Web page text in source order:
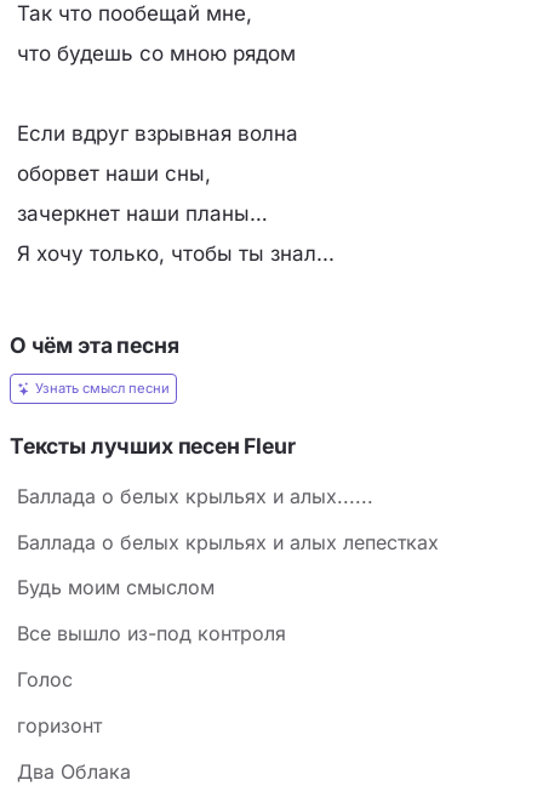
Так что пообещай мне,
что будешь со мною рядом
Если вдруг взрывная волна
оборвет наши сны,
зачеркнет наши планы…
Я хочу только, чтобы ты знал...
О чём эта песня
Узнать смысл песни
Тексты лучших песен Fleur
Баллада о белых крыльях и алых......
Баллада о белых крыльях и алых лепестках
Будь моим смыслом
Все вышло из-под контроля
Голос
горизонт
Два Облака